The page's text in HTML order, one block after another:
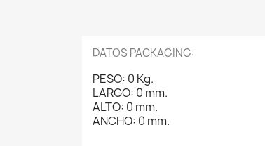
DATOS PACKAGING:
PESO: 0 Kg.
LARGO: 0 mm.
ALTO: 0 mm.
ANCHO: 0 mm.